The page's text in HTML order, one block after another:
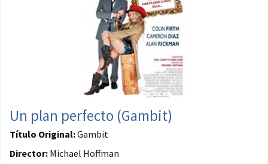
Un plan perfecto (Gambit)
Título Original:Gambit
Director: Michael Hoffman